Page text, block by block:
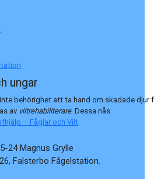
ungar
behörighet att ta hand om skadade djur
av viltrehabiliterare. Dessa nås
– Fåglar och Vilt.
24 Magnus Grylle
Falsterbo Fågelstation.